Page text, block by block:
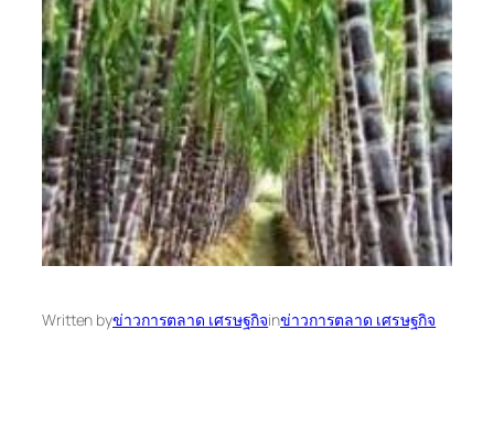
Written byข่าวการตลาด เศรษฐกิจinข่าวการตลาด เศรษฐกิจ